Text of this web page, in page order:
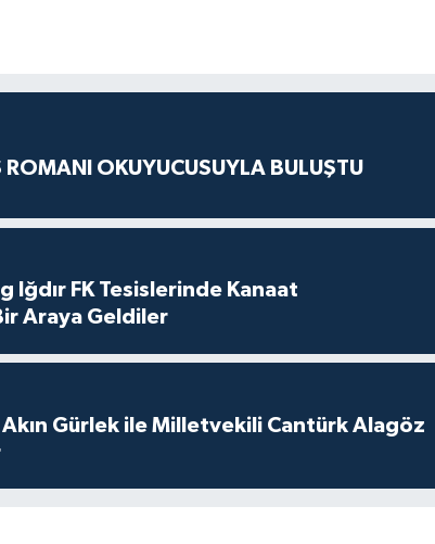
ROMANI OKUYUCUSUYLA BULUŞTU
Iğdır FK Tesislerinde Kanaat
Araya Geldiler
Gürlek ile Milletvekili Cantürk Alagöz